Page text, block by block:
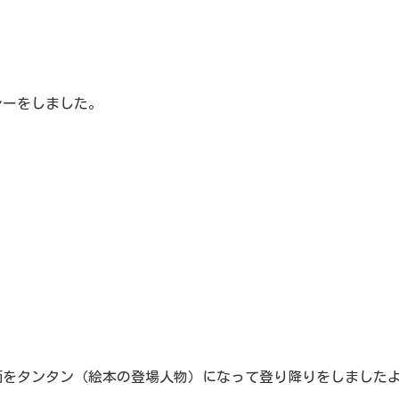
をしました。
タンタン（絵本の登場人物）になって登り降りをしましたよ